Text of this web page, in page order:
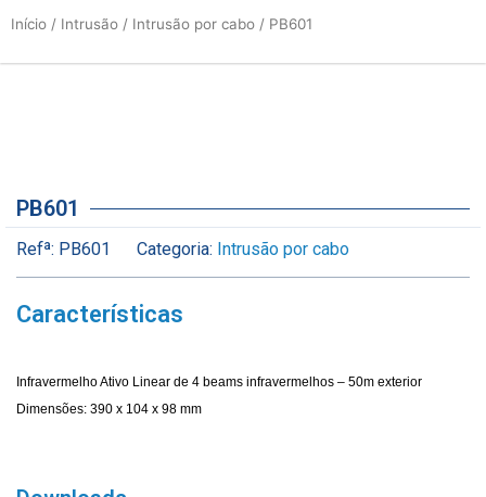
Início / Intrusão / Intrusão por cabo / PB601
PB601
Refª: PB601 Categoria: Intrusão por cabo
Características
Infravermelho Ativo Linear de 4 beams infravermelhos – 50m exterior
Dimensões: 390 x 104 x 98 mm